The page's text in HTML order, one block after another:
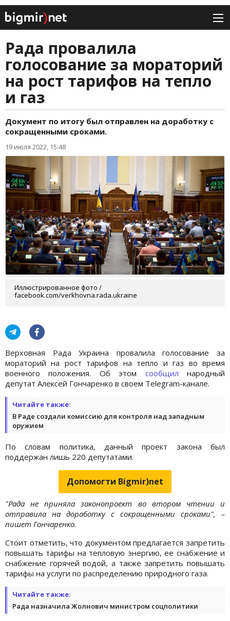
Рада провалила
голосование за мораторий
на рост тарифов на тепло
и газ
Документ по итогу был отправлен на доработку с
сокращенными сроками.
19 июля 2022, 15:48
Иллюстрированное фото /
facebook.com/verkhovna.rada.ukraine
Верховная Рада Украина провалила голосование за
мораторий на рост тарифов на тепло и газ во время
военного положения. Об этом сообщил народный
депутат Алексей Гончаренко в своем Telegram-канале.
Читайте также:
В Раде создали комиссию для контроля над западным
оружием
По словам политика, данный проект закона был
поддержан лишь 220 депутатами.
Допомогти Bigmir)net
"Рада не приняла законопроект во втором чтении и
отправила на доработку с сокращенными сроками", –
пишет Гончаренко.
Стоит отметить, что документом предлагается запретить
повышать тарифы на тепловую энергию, ее снабжение и
снабжение горячей водой, а также запретить повышать
тарифы на услуги по распределению природного газа.
Читайте также:
Рада назначила Жолнович министром соцполитики